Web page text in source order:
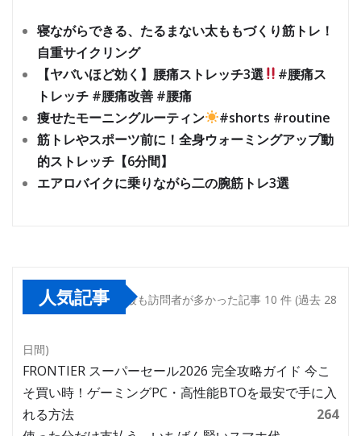
寝ながらできる、たるまない太ももづくり筋トレ！
自重サイクリング
【ヤバいほど効く】腰痛ストレッチ3選
#腰痛ス
トレッチ #腰痛改善 #腰痛
痩せたモーニングルーティン
#shorts #routine
筋トレやスポーツ前に！全身ウォーミングアップ動
的ストレッチ【6分間】
エアロバイクに乗りながら二の腕筋トレ3選
人気記事 最も訪問者が多かった記事 10 件 (過去 28
日間)
FRONTIER スーパーセール2026 完全攻略ガイド 今こ
そ買い時！ゲーミングPC・高性能BTOを最安で手に入
れる方法
264